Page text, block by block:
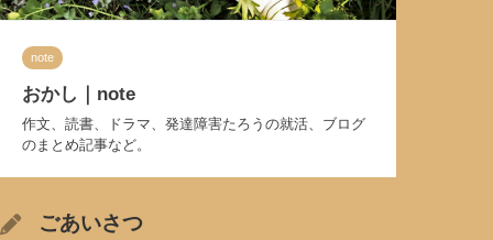
note
おかし｜note
作文、読書、ドラマ、発達障害たろうの就活、ブログ
のまとめ記事など。
ごあいさつ